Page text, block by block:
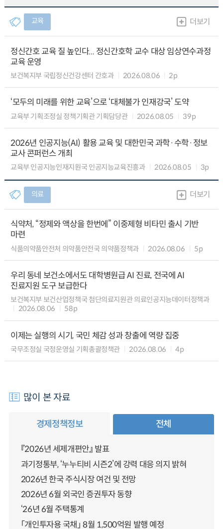
교육 더보기
정신간호 교육 질 높인다... 정신간호학 교수 대상 임상연수과정
교육 운영
보건복지부 국립정신건강센터 간호과 2026.08.06 2p
‘모두의 미래를 위한 교육’으로 ‘대체불가 인재강국’ 도약
교육부 기획조정실 정책기획관 기획담당관 2026.08.05 39p
2026년 인공지능(AI) 활용 교육 및 대한민국 과학·수학·정보
교사 콘퍼런스 개최
교육부 인공지능인재지원국 인공지능교육진흥과 2026.08.05 3p
의료 더보기
식약처, “정제와 액상을 한번에” 이중제형 비타민 출시 기반
마련
식품의약품안전처 의약품안전국 의약품정책과 2026.08.06 5p
우리 동네 보건소에서도 대학병원급 AI 진료, 전국에 AI
진료지원 도구 보급한다
보건복지부 보건산업정책국 첨단의료지원관 의료인공지능데이터정책과
2026.08.06
58p
이제는 실행의 시기, 국민 체감 성과 창출에 역량 집중
국무조정실 국정운영실 기획총괄정책관 2026.08.06 4p
많이 본 자료
경제정책정보 전체
『2026년 세제개편안』 발표
과기정통부, ‘누누티비 시즌2’에 강력 대응 의지 밝혀
2026년 한국 주식시장 여건 및 전망
2026년 6월 외국인 증권투자 동향
‘26년 6월 주택통계
「개인투자용 국채」 8월 1,500억원 발행 예정